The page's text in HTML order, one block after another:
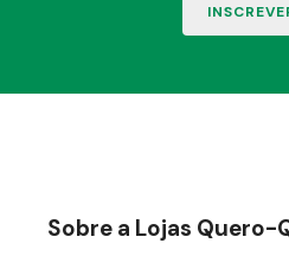
Sobre a Lojas Quero-